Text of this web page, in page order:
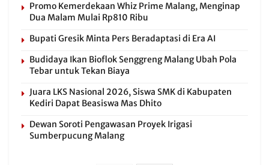
Promo Kemerdekaan Whiz Prime Malang, Menginap
Dua Malam Mulai Rp810 Ribu
Bupati Gresik Minta Pers Beradaptasi di Era AI
Budidaya Ikan Bioflok Senggreng Malang Ubah Pola
Tebar untuk Tekan Biaya
Juara LKS Nasional 2026, Siswa SMK di Kabupaten
Kediri Dapat Beasiswa Mas Dhito
Dewan Soroti Pengawasan Proyek Irigasi
Sumberpucung Malang